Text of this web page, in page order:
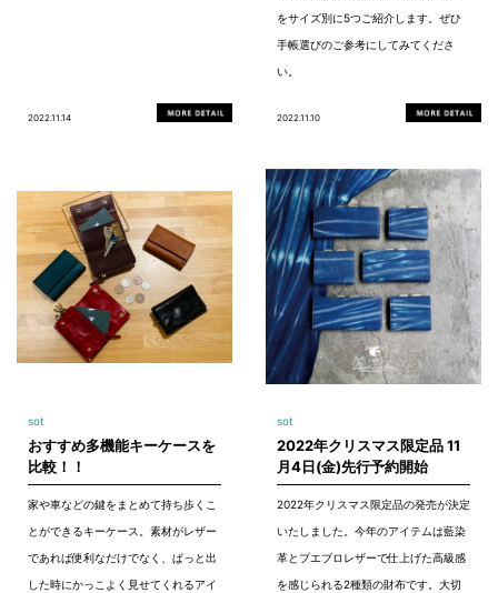
2022.11.14
をサイズ別に5つご紹介します。ぜひ
手帳選びのご参考にしてみてくださ
い。
2022.11.10
sot
おすすめ多機能キーケースを
比較！！
家や車などの鍵をまとめて持ち歩くこ
とができるキーケース。素材がレザー
であれば便利なだけでなく、ぱっと出
した時にかっこよく見せてくれるアイ
sot
2022年クリスマス限定品 11
月4日(金)先行予約開始
2022年クリスマス限定品の発売が決定
いたしました。今年のアイテムは藍染
革とプエブロレザーで仕上げた高級感
を感じられる2種類の財布です。大切